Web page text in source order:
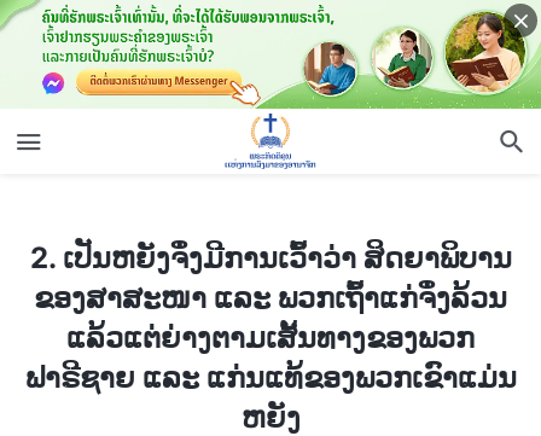
2. ເປັນຫຍັງຈຶ່ງມີການເວົ້າວ່າ ສິດຍາພິບານ
ຂອງສາສະໜາ ແລະ ພວກເຖົ້າແກ່ຈຶ່ງລ້ວນ
ແລ້ວແຕ່ຍ່າງຕາມເສັ້ນທາງຂອງພວກ
ຟາຣີຊາຍ ແລະ ແກ່ນແທ້ຂອງພວກເຂົາແມ່ນ
ຫຍັງ